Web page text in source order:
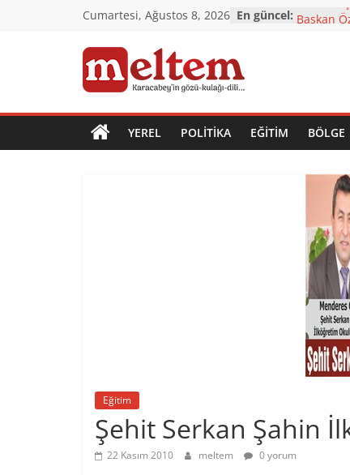
Cumartesi, Ağustos 8, 2026 En güncel:
Karacabey
Meltem
YEREL POLITIKA EĞITIM BÖLGE
Eğitim
Şehit Serkan Şahin
22 Kasım 2010 meltem 0 yorum